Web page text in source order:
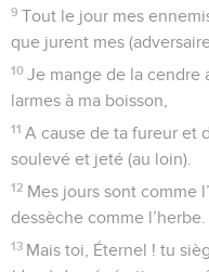
9 Tout le jour mes
que jurent mes
10 Je mange de la cendre
larmes à ma boisson,
11 A cause de ta fureur et
soulevé et jeté (au loin).
12 Mes jours sont comme
dessèche comme l’herbe.
13 Mais toi, Éternel ! tu